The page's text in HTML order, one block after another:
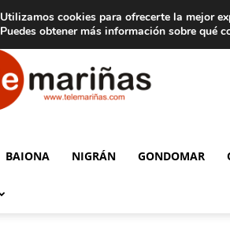
Aviso legal Tarifas de publicidad
Telemariñas
BAIONA NIGRÁN GONDOMAR
Utilizamos cookies para ofrecerte la mejor
Puedes obtener más información sobre qué